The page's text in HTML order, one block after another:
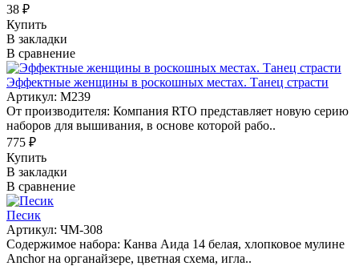
38 ₽
Купить
В закладки
В сравнение
Эффектные женщины в роскошных местах. Танец страсти
Артикул: M239
От производителя: Компания RTO представляет новую серию
наборов для вышивания, в основе которой рабо..
775 ₽
Купить
В закладки
В сравнение
Песик
Артикул: ЧМ-308
Содержимое набора: Канва Аида 14 белая, хлопковое мулине
Anchor на органайзере, цветная схема, игла..